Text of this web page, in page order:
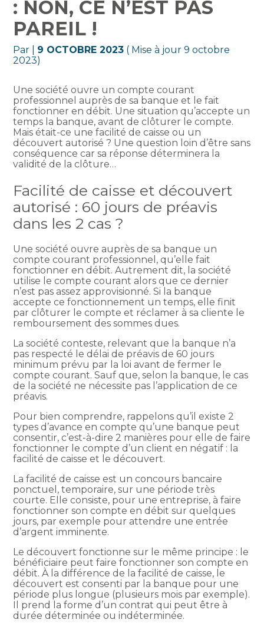
: NON, CE N’EST PAS
PAREIL !
Par 9 OCTOBRE 2023 ( Mise à jour 9 octobre
2023)
Une société ouvre un compte courant
professionnel auprès de sa banque et le fait
fonctionner en débit. Une situation qu’accepte un
temps la banque, avant de clôturer le compte.
Mais était-ce une facilité de caisse ou un
découvert autorisé ? Une question loin d’être sans
conséquence car sa réponse déterminera la
validité de la clôture…
Facilité de caisse et découvert
autorisé : 60 jours de préavis
dans les 2 cas ?
Une société ouvre auprès de sa banque un
compte courant professionnel, qu’elle fait
fonctionner en débit. Autrement dit, la société
utilise le compte courant alors que ce dernier
n’est pas assez approvisionné. Si la banque
accepte ce fonctionnement un temps, elle finit
par clôturer le compte et réclamer à sa cliente le
remboursement des sommes dues.
La société conteste, relevant que la banque n’a
pas respecté le délai de préavis de 60 jours
minimum prévu par la loi avant de fermer le
compte courant. Sauf que, selon la banque, le cas
de la société ne nécessite pas l’application de ce
préavis.
Pour bien comprendre, rappelons qu’il existe 2
types d’avance en compte qu’une banque peut
consentir, c’est-à-dire 2 manières pour elle de faire
fonctionner le compte d’un client en négatif : la
facilité de caisse et le découvert.
La facilité de caisse est un concours bancaire
ponctuel, temporaire, sur une période très
courte. Elle consiste, pour une entreprise, à faire
fonctionner son compte en débit sur quelques
jours, par exemple pour attendre une entrée
d’argent imminente.
Le découvert fonctionne sur le même principe : le
bénéficiaire peut faire fonctionner son compte en
débit. À la différence de la facilité de caisse, le
découvert est consenti par la banque pour une
période plus longue (plusieurs mois par exemple).
Il prend la forme d’un contrat qui peut être à
durée déterminée ou indéterminée.